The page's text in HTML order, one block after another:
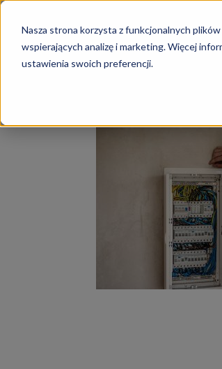
Nasza strona korzysta z funkcjonalnych
wspierających analizę i marketing. Więcej
ustawienia swoich preferencji.